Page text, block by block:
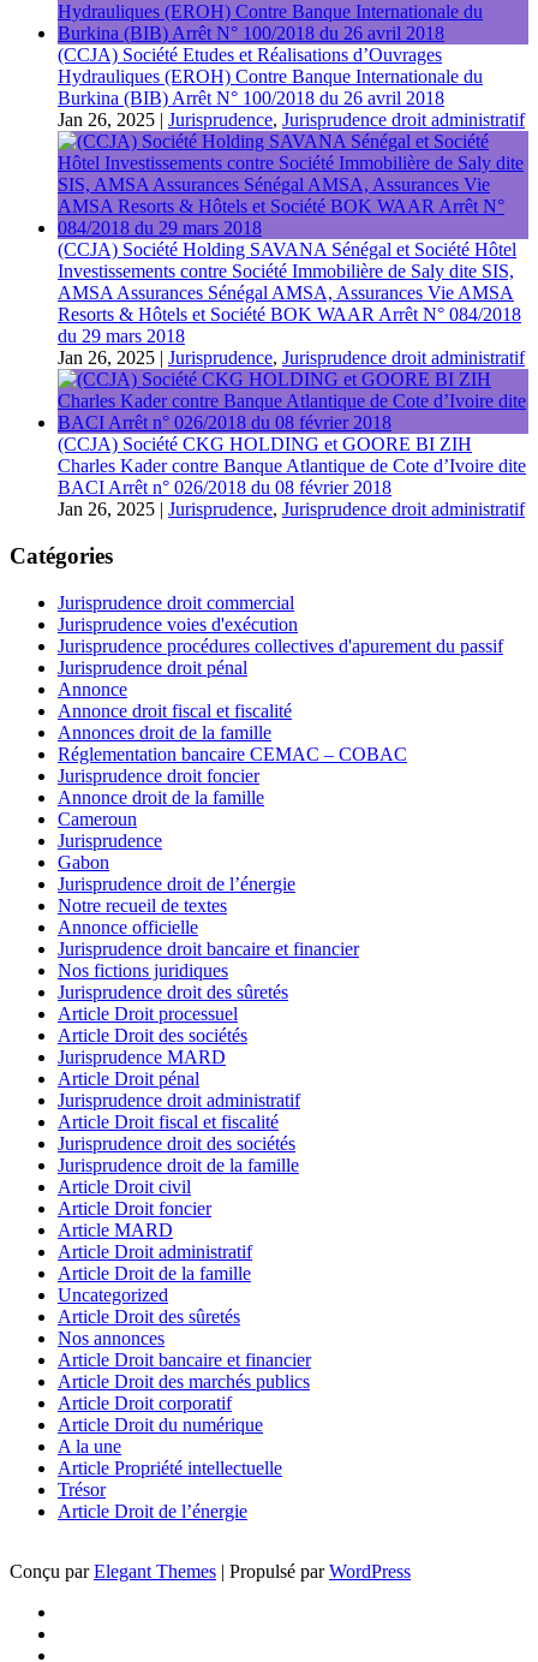
(CCJA) Société Etudes et Réalisations d’Ouvrages
Hydrauliques (EROH) Contre Banque Internationale du
Burkina (BIB) Arrêt N° 100/2018 du 26 avril 2018
Jan 26, 2025 | Jurisprudence, Jurisprudence droit administratif
(CCJA) Société Holding SAVANA Sénégal et Société Hôtel
Investissements contre Société Immobilière de Saly dite SIS,
AMSA Assurances Sénégal AMSA, Assurances Vie AMSA
Resorts & Hôtels et Société BOK WAAR Arrêt N° 084/2018
du 29 mars 2018
Jan 26, 2025 | Jurisprudence, Jurisprudence droit administratif
(CCJA) Société CKG HOLDING et GOORE BI ZIH
Charles Kader contre Banque Atlantique de Cote d’Ivoire dite
BACI Arrêt n° 026/2018 du 08 février 2018
Jan 26, 2025 | Jurisprudence, Jurisprudence droit administratif
Catégories
Jurisprudence droit commercial
Jurisprudence voies d'exécution
Jurisprudence procédures collectives d'apurement du passif
Jurisprudence droit pénal
Annonce
Annonce droit fiscal et fiscalité
Annonces droit de la famille
Réglementation bancaire CEMAC – COBAC
Jurisprudence droit foncier
Annonce droit de la famille
Cameroun
Jurisprudence
Gabon
Jurisprudence droit de l’énergie
Notre recueil de textes
Annonce officielle
Jurisprudence droit bancaire et financier
Nos fictions juridiques
Jurisprudence droit des sûretés
Article Droit processuel
Article Droit des sociétés
Jurisprudence MARD
Article Droit pénal
Jurisprudence droit administratif
Article Droit fiscal et fiscalité
Jurisprudence droit des sociétés
Jurisprudence droit de la famille
Article Droit civil
Article Droit foncier
Article MARD
Article Droit administratif
Article Droit de la famille
Uncategorized
Article Droit des sûretés
Nos annonces
Article Droit bancaire et financier
Article Droit des marchés publics
Article Droit corporatif
Article Droit du numérique
A la une
Article Propriété intellectuelle
Trésor
Article Droit de l’énergie
Conçu parElegant Themes | Propulsé parWordPress